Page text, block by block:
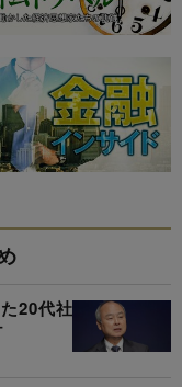
20代社